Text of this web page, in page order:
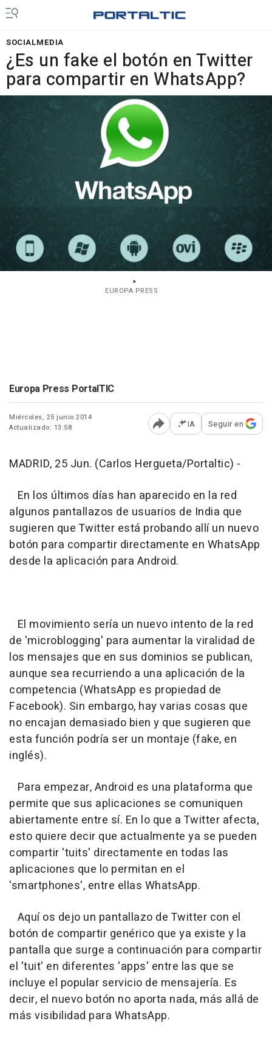
SOCIALMEDIA
¿Es un fake el botón en Twitter
para compartir en WhatsApp?
EUROPA PRESS
Europa Press PortalTIC
Miércoles, 25 junio 2014
Actualizado: 13:58
Abrir opciones para
IA Seguir en
MADRID, 25 Jun. (Carlos Hergueta/Portaltic) -
En los últimos días han aparecido en la red
algunos pantallazos de usuarios de India que
sugieren que Twitter está probando allí un nuevo
botón para compartir directamente en WhatsApp
desde la aplicación para Android.
El movimiento sería un nuevo intento de la red
de 'microblogging' para aumentar la viralidad de
los mensajes que en sus dominios se publican,
aunque sea recurriendo a una aplicación de la
competencia (WhatsApp es propiedad de
Facebook). Sin embargo, hay varias cosas que
no encajan demasiado bien y que sugieren que
esta función podría ser un montaje (fake, en
inglés).
Para empezar, Android es una plataforma que
permite que sus aplicaciones se comuniquen
abiertamente entre sí. En lo que a Twitter afecta,
esto quiere decir que actualmente ya se pueden
compartir 'tuits' directamente en todas las
aplicaciones que lo permitan en el
'smartphones', entre ellas WhatsApp.
Aquí os dejo un pantallazo de Twitter con el
botón de compartir genérico que ya existe y la
pantalla que surge a continuación para compartir
el 'tuit' en diferentes 'apps' entre las que se
incluye el popular servicio de mensajería. Es
decir, el nuevo botón no aporta nada, más allá de
más visibilidad para WhatsApp.